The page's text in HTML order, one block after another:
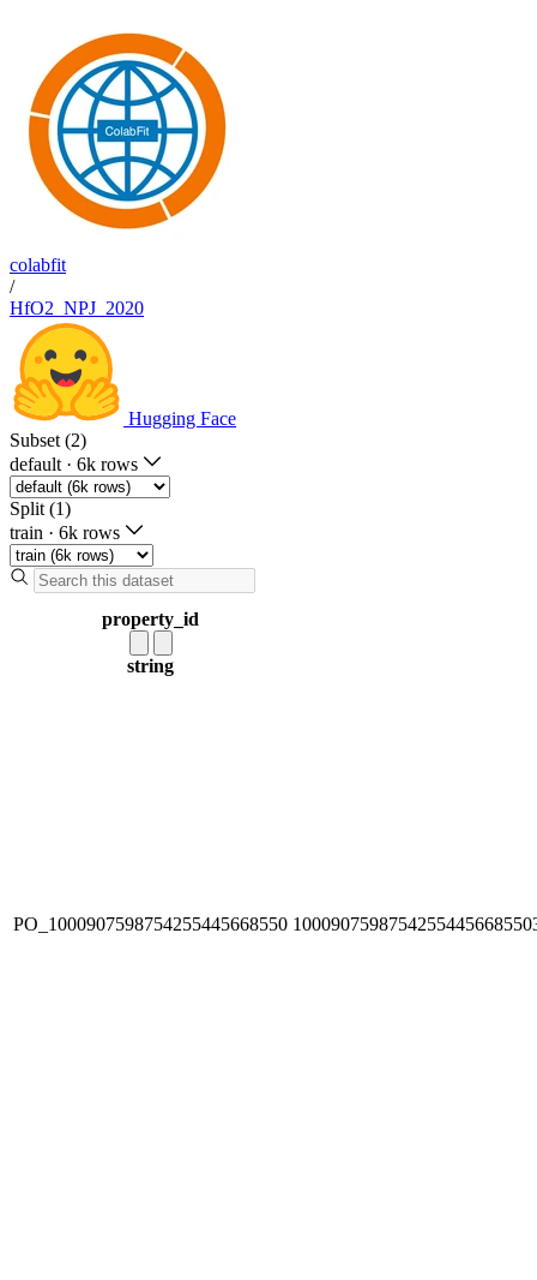
colabfit
/
HfO2_NPJ_2020
Hugging Face
Subset (2)
default · 6k rows
Split (1)
train · 6k rows
property_id
string
PO_1000907598754255445668550